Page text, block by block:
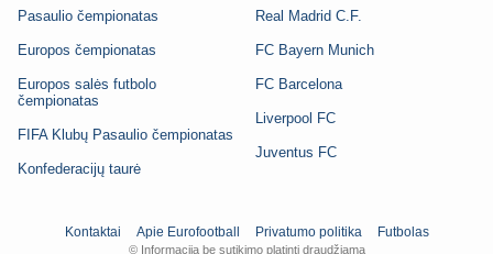
Pasaulio čempionatas
Europos čempionatas
Europos salės futbolo
čempionatas
FIFA Klubų Pasaulio čempionatas
Konfederacijų taurė
Real Madrid C.F.
FC Bayern Munich
FC Barcelona
Liverpool FC
Juventus FC
Kontaktai Apie Eurofootball Privatumo politika Futbolas
© Informaciją be sutikimo platinti draudžiama